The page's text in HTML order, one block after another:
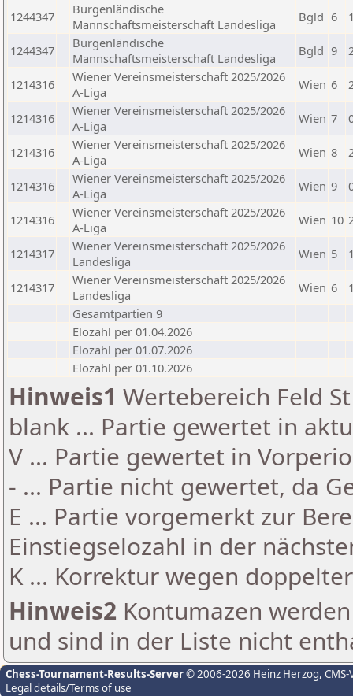
1244347
Burgenländische
Mannschaftsmeisterschaft Landesliga
Bgld 6
1244347
Burgenländische
Mannschaftsmeisterschaft Landesliga
Bgld 9
1214316
Wiener Vereinsmeisterschaft 2025/2026
A-Liga
Wien 6
1214316
Wiener Vereinsmeisterschaft 2025/2026
A-Liga
Wien 7
1214316
Wiener Vereinsmeisterschaft 2025/2026
A-Liga
Wien 8
1214316
Wiener Vereinsmeisterschaft 2025/2026
A-Liga
Wien 9
1214316
Wiener Vereinsmeisterschaft 2025/2026
A-Liga
Wien 10
1214317
Wiener Vereinsmeisterschaft 2025/2026
Landesliga
Wien 5
1214317
Wiener Vereinsmeisterschaft 2025/2026
Landesliga
Wien 6
Gesamtpartien 9
Elozahl per 01.04.2026
Elozahl per 01.07.2026
Elozahl per 01.10.2026
Hinweis1 Wertebereich Feld
blank ... Partie gewertet in
V ... Partie gewertet in
- ... Partie nicht gewertet, da
E ... Partie vorgemerkt zur
Einstiegselozahl in der
K ... Korrektur wegen
Hinweis2 Kontumazen
und sind in der Liste nicht
Chess-Tournament-Results-Server© 2006-2026 Heinz Herzog,
Legal details/Terms of use